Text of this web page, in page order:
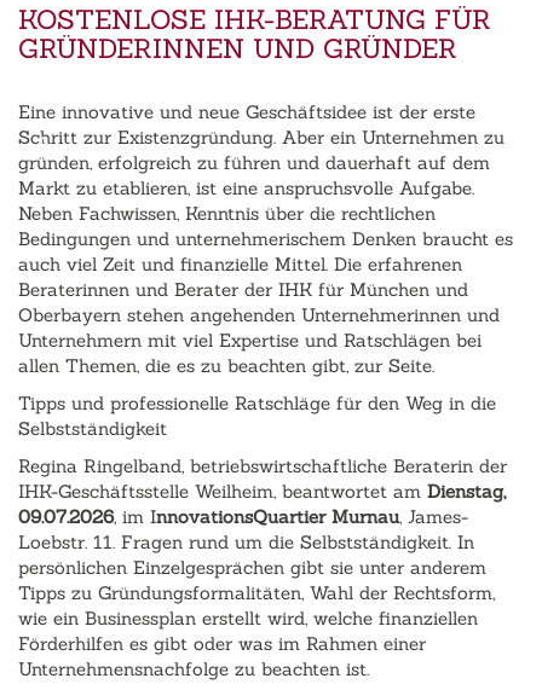
KOSTENLOSE IHK-BERATUNG FÜR
GRÜNDERINNEN UND GRÜNDER
Eine innovative und neue Geschäftsidee ist der erste
Schritt zur Existenzgründung. Aber ein Unternehmen zu
gründen, erfolgreich zu führen und dauerhaft auf dem
Markt zu etablieren, ist eine anspruchsvolle Aufgabe.
Neben Fachwissen, Kenntnis über die rechtlichen
Bedingungen und unternehmerischem Denken braucht es
auch viel Zeit und finanzielle Mittel. Die erfahrenen
Beraterinnen und Berater der IHK für München und
Oberbayern stehen angehenden Unternehmerinnen und
Unternehmern mit viel Expertise und Ratschlägen bei
allen Themen, die es zu beachten gibt, zur Seite.
Tipps und professionelle Ratschläge für den Weg in die
Selbstständigkeit
Regina Ringelband, betriebswirtschaftliche Beraterin der
IHK-Geschäftsstelle Weilheim, beantwortet am Dienstag,
09.07.2026, im InnovationsQuartier Murnau, James-
Loebstr. 11. Fragen rund um die Selbstständigkeit. In
persönlichen Einzelgesprächen gibt sie unter anderem
Tipps zu Gründungsformalitäten, Wahl der Rechtsform,
wie ein Businessplan erstellt wird, welche finanziellen
‎Förderhilfen es gibt oder was im Rahmen einer
Unternehmensnachfolge zu beachten ist.
‹